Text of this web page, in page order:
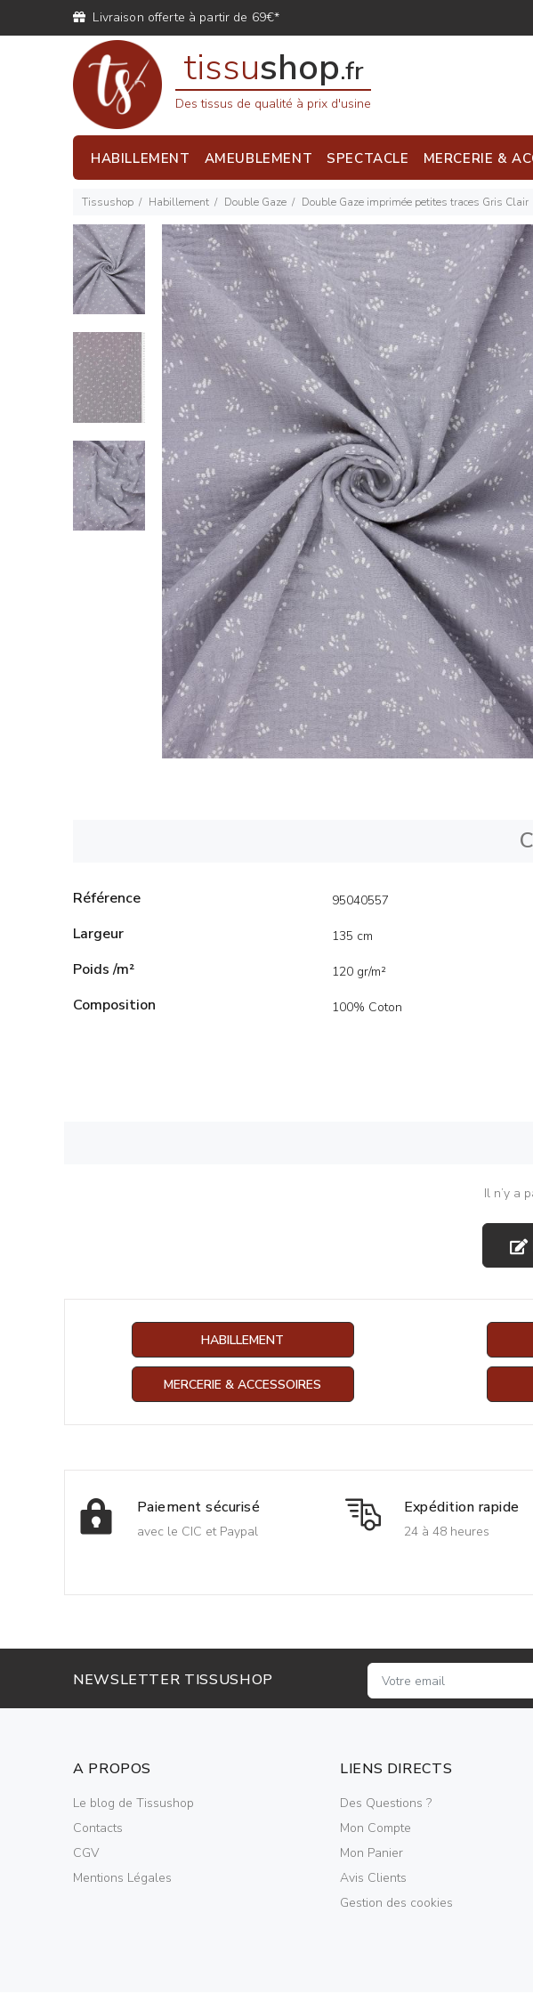
Livraison offerte à partir de 69€*
tissushop.fr
Des tissus de qualité à prix d'usine
HABILLEMENT AMEUBLEMENT SPECTACLE MERCERIE &
Tissushop Habillement Double Gaze Double Gaze imprimée petites traces Gris Clair
Référence 95040557
Largeur 135 cm
Poids /m² 120 gr/m²
Composition 100% Coton
Il n’y a
HABILLEMENT
MERCERIE & ACCESSOIRES
Paiement sécurisé
avec le CIC et Paypal
Expédition rapide
24 à 48 heures
NEWSLETTER TISSUSHOP
A PROPOS
Le blog de Tissushop
Contacts
CGV
Mentions Légales
LIENS DIRECTS
Des Questions ?
Mon Compte
Mon Panier
Avis Clients
Gestion des cookies